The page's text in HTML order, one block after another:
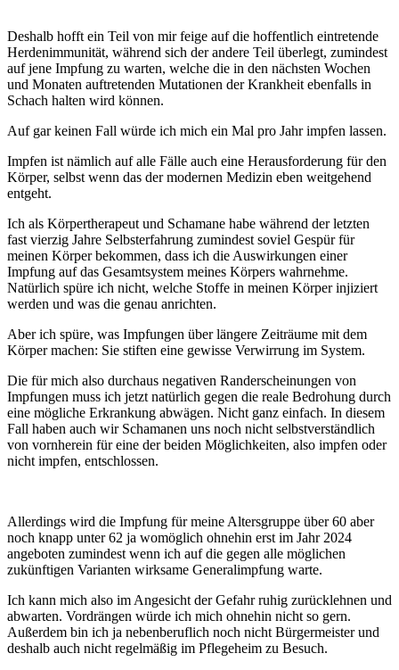
Deshalb hofft ein Teil von mir feige auf die hoffentlich eintretende
Herdenimmunität, während sich der andere Teil überlegt, zumindest
auf jene Impfung zu warten, welche die in den nächsten Wochen
und Monaten auftretenden Mutationen der Krankheit ebenfalls in
Schach halten wird können.
Auf gar keinen Fall würde ich mich ein Mal pro Jahr impfen lassen.
Impfen ist nämlich auf alle Fälle auch eine Herausforderung für den
Körper, selbst wenn das der modernen Medizin eben weitgehend
entgeht.
Ich als Körpertherapeut und Schamane habe während der letzten
fast vierzig Jahre Selbsterfahrung zumindest soviel Gespür für
meinen Körper bekommen, dass ich die Auswirkungen einer
Impfung auf das Gesamtsystem meines Körpers wahrnehme.
Natürlich spüre ich nicht, welche Stoffe in meinen Körper injiziert
werden und was die genau anrichten.
Aber ich spüre, was Impfungen über längere Zeiträume mit dem
Körper machen: Sie stiften eine gewisse Verwirrung im System.
Die für mich also durchaus negativen Randerscheinungen von
Impfungen muss ich jetzt natürlich gegen die reale Bedrohung durch
eine mögliche Erkrankung abwägen. Nicht ganz einfach. In diesem
Fall haben auch wir Schamanen uns noch nicht selbstverständlich
von vornherein für eine der beiden Möglichkeiten, also impfen oder
nicht impfen, entschlossen.
Allerdings wird die Impfung für meine Altersgruppe über 60 aber
noch knapp unter 62 ja womöglich ohnehin erst im Jahr 2024
angeboten zumindest wenn ich auf die gegen alle möglichen
zukünftigen Varianten wirksame Generalimpfung warte.
Ich kann mich also im Angesicht der Gefahr ruhig zurücklehnen und
abwarten. Vordrängen würde ich mich ohnehin nicht so gern.
Außerdem bin ich ja nebenberuflich noch nicht Bürgermeister und
deshalb auch nicht regelmäßig im Pflegeheim zu Besuch.